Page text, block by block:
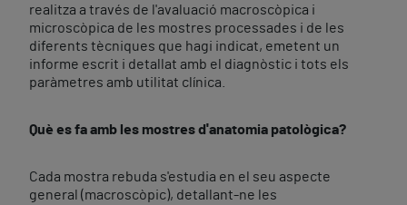
realitza a través de l'avaluació macroscòpica i
microscòpica de les mostres processades i de les
diferents tècniques que hagi indicat, emetent un
informe escrit i detallat amb el diagnòstic i tots els
paràmetres amb utilitat clínica.
Què es fa amb les mostres d'anatomia patològica?
Cada mostra rebuda s'estudia en el seu aspecte
general (macroscòpic), detallant-ne les